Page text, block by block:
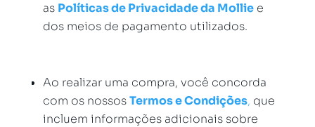
as Políticas de Privacidade da Molliee
dos meios de pagamento utilizados.
Ao realizar uma compra, você concorda
com os nossosTermos e Condições, que
incluem informações adicionais sobre